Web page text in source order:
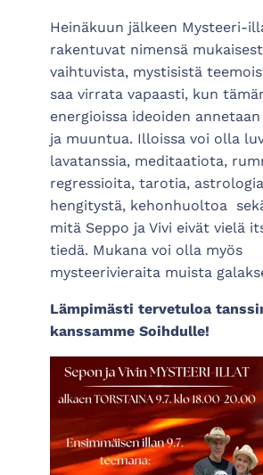
Heinäkuun jälkeen Mysteeri-
rakentuvat nimensä
vaihtuvista, mystisistä
saa virrata vapaasti, kun
energioissa ideoiden
ja muuntua. Illoissa voi olla
lavatanssia, meditaatiota,
regressioita, tarotia,
hengitystä, kehonhuoltoa
mitä Seppo ja Vivi eivät vielä
tiedä. Mukana voi olla myös
mysteerivieraita muista
Lämpimästi tervetuloa
kanssamme Soihdulle!